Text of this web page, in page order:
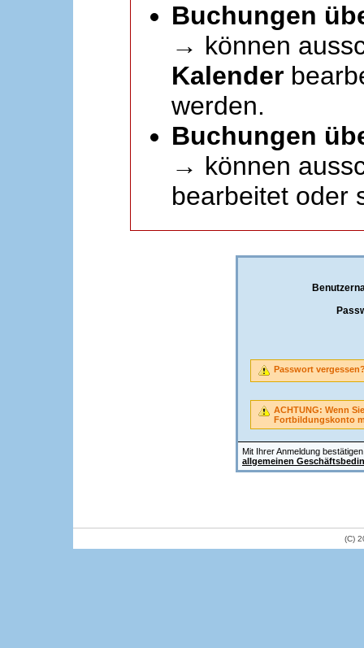
Buchungen
→ können
Kalender
werden.
Buchungen
→ können
bearbeitet oder
Mit Ihrer Anmeldung
allgemeinen
Passwort
ACHTUNG: Wenn
Fortbildungskonto
(C)